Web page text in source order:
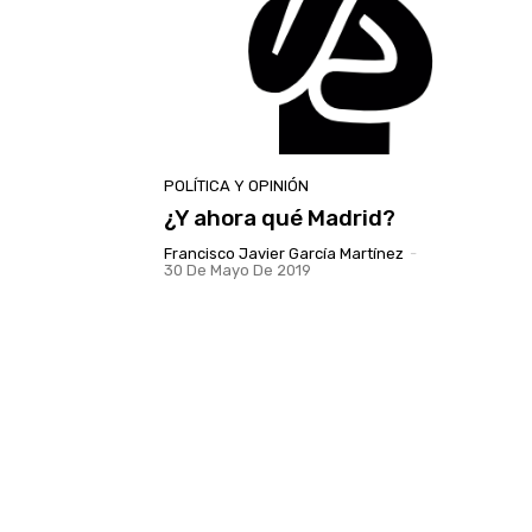
POLÍTICA Y OPINIÓN
¿Y ahora qué Madrid?
Francisco Javier García Martínez -
30 De Mayo De 2019